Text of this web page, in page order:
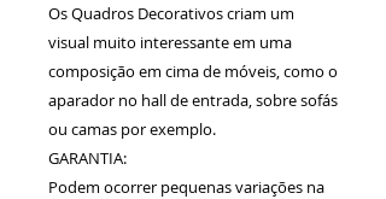
Os Quadros Decorativos criam um
visual muito interessante em uma
composição em cima de móveis, como o
aparador no hall de entrada, sobre sofás
ou camas por exemplo.
GARANTIA:
Podem ocorrer pequenas variações na